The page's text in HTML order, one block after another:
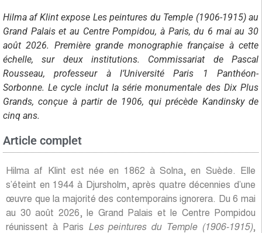
Hilma af Klint expose Les peintures du Temple (1906-1915) au
Grand Palais et au Centre Pompidou, à Paris, du 6 mai au 30
août 2026. Première grande monographie française à cette
échelle, sur deux institutions. Commissariat de Pascal
Rousseau, professeur à l’Université Paris 1 Panthéon-
Sorbonne. Le cycle inclut la série monumentale des Dix Plus
Grands, conçue à partir de 1906, qui précède Kandinsky de
cinq ans.
Article complet
Hilma af Klint est née en 1862 à Solna, en Suède. Elle
s’éteint en 1944 à Djursholm, après quatre décennies d’une
œuvre que la majorité des contemporains ignorera. Du 6 mai
au 30 août 2026, le Grand Palais et le Centre Pompidou
réunissent à Paris Les peintures du Temple (1906-1915),